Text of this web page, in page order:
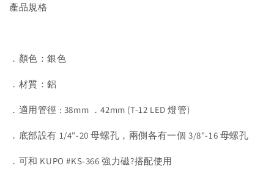
產品規格
．顏色：銀色
．材質：鋁
．適用管徑 : 38mm ．42mm (T-12 LED 燈管)
．底部設有 1/4"-20 母螺孔，兩側各有一個 3/8"-16 母螺孔
．可和 KUPO #KS-366 強力磁?搭配使用